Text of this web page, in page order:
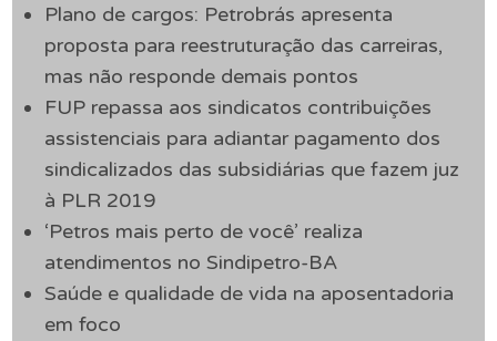
Plano de cargos: Petrobrás apresenta
proposta para reestruturação das carreiras,
mas não responde demais pontos
FUP repassa aos sindicatos contribuições
assistenciais para adiantar pagamento dos
sindicalizados das subsidiárias que fazem juz
à PLR 2019
‘Petros mais perto de você’ realiza
atendimentos no Sindipetro-BA
Saúde e qualidade de vida na aposentadoria
em foco